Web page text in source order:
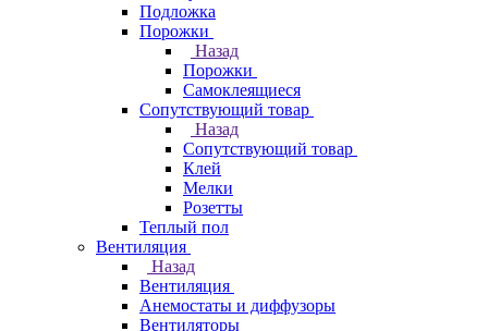
Подложка
Порожки
Назад
Порожки
Самоклеящиеся
Сопутствующий товар
Назад
Сопутствующий товар
Клей
Мелки
Розетты
Теплый пол
Вентиляция
Назад
Вентиляция
Анемостаты и диффузоры
Вентиляторы